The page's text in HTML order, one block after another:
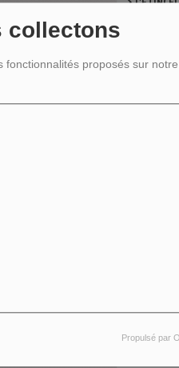
collectons
fonctionnalités proposés sur
Propulsé par
(2)
LA
LA
LA VIE
LA VIE
LES
LES
LES
LES